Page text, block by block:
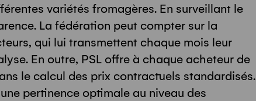
variétés fromagères. En surveillant le
La fédération peut compter sur la
qui lui transmettent chaque mois leur
En outre, PSL offre à chaque acheteur de
le calcul des prix contractuels standardisés.
pertinence optimale au niveau des